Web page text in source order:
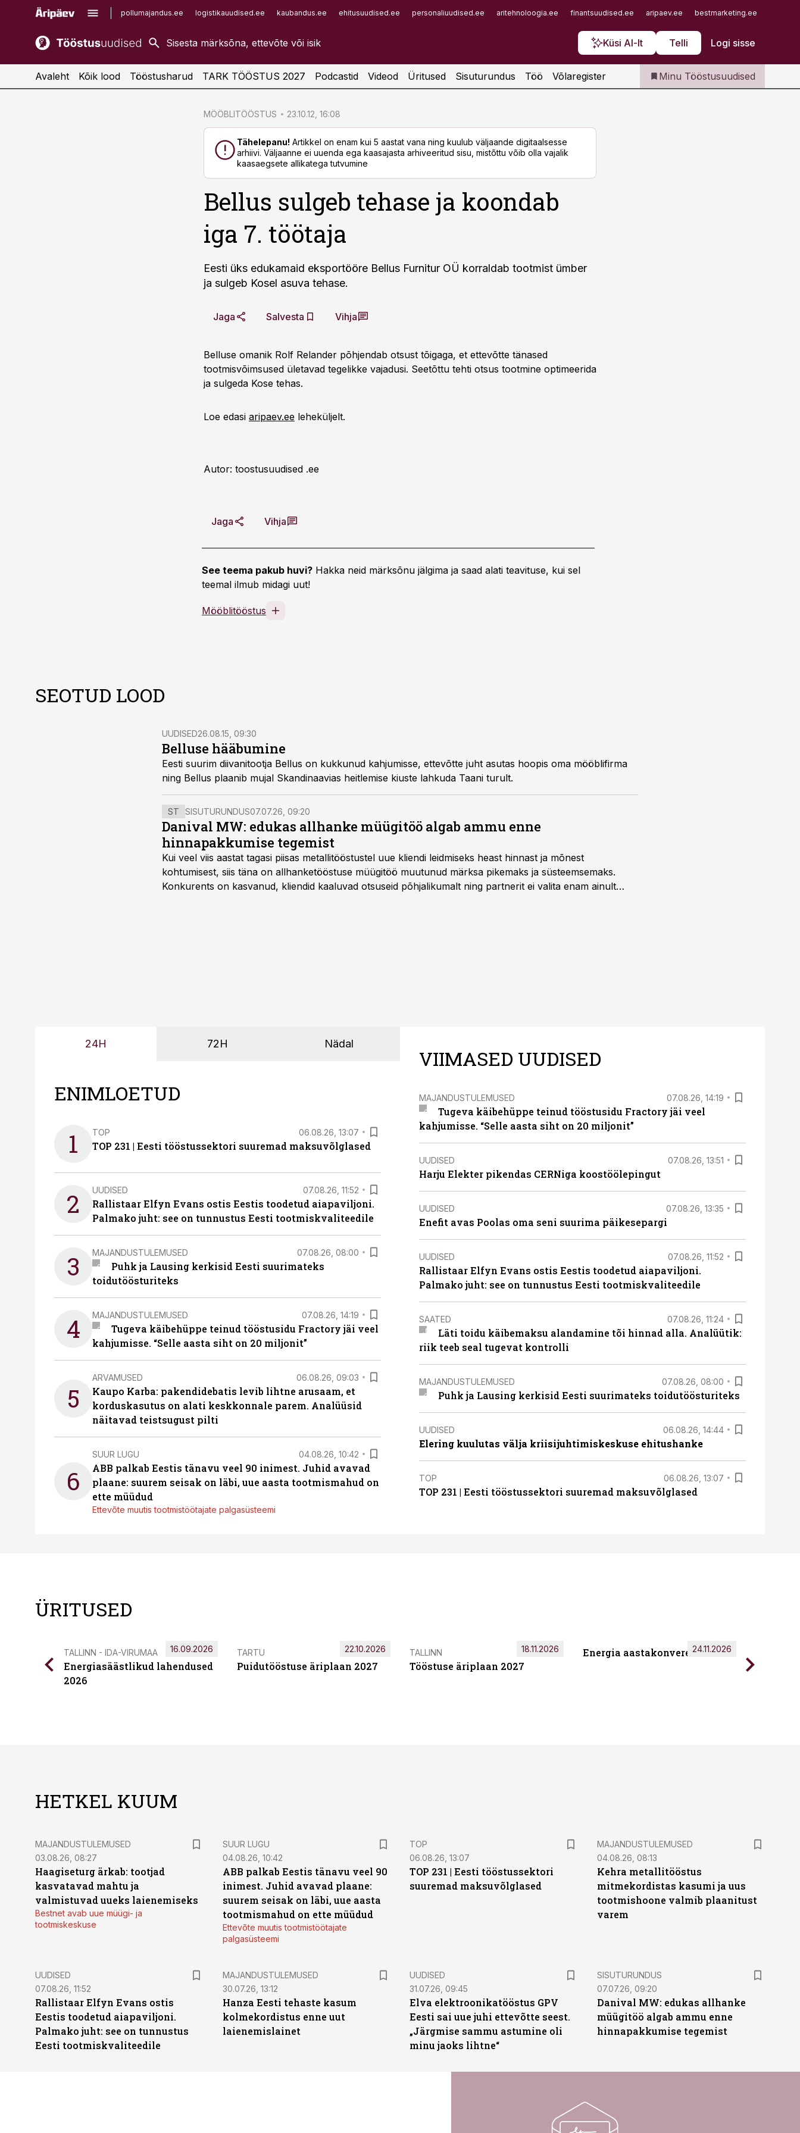
pollumajandus.ee logistikauudised.ee kaubandus.ee ehitusuudised.ee personaliuudised.ee aritehnoloogia.ee finantsuudised.ee aripaev.ee bestmarketing.ee
Küsi AI-lt Telli Logi sisse
kaubandus.ee
kinnisvarauudised.ee
imelineajalugu.ee
Infopank
Iseteenindus
Telli Tööstusuudised
Avaleht Kõik lood Tööstusharud TARK TÖÖSTUS 2027 Podcastid Videod Üritused Sisuturundus Töö Võlaregister Minu Tööstusuudised
MÖÖBLITÖÖSTUS 23.10.12, 16:08
Tähelepanu! Artikkel on enam kui 5 aastat vana ning kuulub väljaande digitaalsesse
arhiivi. Väljaanne ei uuenda ega kaasajasta arhiveeritud sisu, mistõttu võib olla vajalik
kaasaegsete allikatega tutvumine
Bellus sulgeb tehase ja koondab
iga 7. töötaja
Eesti üks edukamaid eksportööre Bellus Furnitur OÜ korraldab tootmist ümber
ja sulgeb Kosel asuva tehase.
Jaga Salvesta Vihja
Belluse omanik Rolf Relander põhjendab otsust tõigaga, et ettevõtte tänased
tootmisvõimsused ületavad tegelikke vajadusi. Seetõttu tehti otsus tootmine optimeerida
ja sulgeda Kose tehas.
Loe edasi aripaev.ee leheküljelt.
Autor: toostusuudised .ee
Jaga Vihja
See teema pakub huvi? Hakka neid märksõnu jälgima ja saad alati teavituse, kui sel
teemal ilmub midagi uut!
Mööblitööstus
SEOTUD LOOD
UUDISED26.08.15, 09:30
Belluse hääbumine
Eesti suurim diivanitootja Bellus on kukkunud kahjumisse, ettevõtte juht asutas hoopis oma mööblifirma
ning Bellus plaanib mujal Skandinaavias heitlemise kiuste lahkuda Taani turult.
ST SISUTURUNDUS07.07.26, 09:20
Danival MW: edukas allhanke müügitöö algab ammu enne
hinnapakkumise tegemist
Kui veel viis aastat tagasi piisas metallitööstustel uue kliendi leidmiseks heast hinnast ja mõnest
kohtumisest, siis täna on allhanketööstuse müügitöö muutunud märksa pikemaks ja süsteemsemaks.
Konkurents on kasvanud, kliendid kaaluvad otsuseid põhjalikumalt ning partnerit ei valita enam ainult
24H 72H Nädal
ENIMLOETUD
1 TOP 06.08.26, 13:07
TOP 231 | Eesti tööstussektori suuremad maksuvõlglased
2 UUDISED 07.08.26, 11:52
Rallistaar Elfyn Evans ostis Eestis toodetud aiapaviljoni.
Palmako juht: see on tunnustus Eesti tootmiskvaliteedile
3 MAJANDUSTULEMUSED 07.08.26, 08:00
Puhk ja Lausing kerkisid Eesti suurimateks
toidutöösturiteks
4 MAJANDUSTULEMUSED 07.08.26, 14:19
Tugeva käibehüppe teinud tööstusidu Fractory jäi veel
kahjumisse. “Selle aasta siht on 20 miljonit”
5
ARVAMUSED 06.08.26, 09:03
Kaupo Karba: pakendidebatis levib lihtne arusaam, et
korduskasutus on alati keskkonnale parem. Analüüsid
näitavad teistsugust pilti
6
SUUR LUGU 04.08.26, 10:42
ABB palkab Eestis tänavu veel 90 inimest. Juhid avavad
plaane: suurem seisak on läbi, uue aasta tootmismahud on
ette müüdud
Ettevõte muutis tootmistöötajate palgasüsteemi
VIIMASED UUDISED
MAJANDUSTULEMUSED 07.08.26, 14:19
Tugeva käibehüppe teinud tööstusidu Fractory jäi veel
kahjumisse. “Selle aasta siht on 20 miljonit”
UUDISED 07.08.26, 13:51
Harju Elekter pikendas CERNiga koostöölepingut
UUDISED 07.08.26, 13:35
Enefit avas Poolas oma seni suurima päikesepargi
UUDISED 07.08.26, 11:52
Rallistaar Elfyn Evans ostis Eestis toodetud aiapaviljoni.
Palmako juht: see on tunnustus Eesti tootmiskvaliteedile
SAATED 07.08.26, 11:24
Läti toidu käibemaksu alandamine tõi hinnad alla. Analüütik:
riik teeb seal tugevat kontrolli
MAJANDUSTULEMUSED 07.08.26, 08:00
Puhk ja Lausing kerkisid Eesti suurimateks toidutöösturiteks
UUDISED 06.08.26, 14:44
Elering kuulutas välja kriisijuhtimiskeskuse ehitushanke
TOP 06.08.26, 13:07
TOP 231 | Eesti tööstussektori suuremad maksuvõlglased
ÜRITUSED
TALLINN - IDA-VIRUMAA
Energiasäästlikud lahendused
2026
16.09.2026 TARTU
Puidutööstuse äriplaan 2027
22.10.2026 TALLINN
Tööstuse äriplaan 2027
18.11.2026 Energia aastakonverents 2026
24.11.2026
HETKEL KUUM
MAJANDUSTULEMUSED
03.08.26, 08:27
Haagiseturg ärkab: tootjad
kasvatavad mahtu ja
valmistuvad uueks laienemiseks
Bestnet avab uue müügi- ja
tootmiskeskuse
SUUR LUGU
04.08.26, 10:42
ABB palkab Eestis tänavu veel 90
inimest. Juhid avavad plaane:
suurem seisak on läbi, uue aasta
tootmismahud on ette müüdud
Ettevõte muutis tootmistöötajate
palgasüsteemi
TOP
06.08.26, 13:07
TOP 231 | Eesti tööstussektori
suuremad maksuvõlglased
MAJANDUSTULEMUSED
04.08.26, 08:13
Kehra metallitööstus
mitmekordistas kasumi ja uus
tootmishoone valmib plaanitust
varem
UUDISED
07.08.26, 11:52
Rallistaar Elfyn Evans ostis
Eestis toodetud aiapaviljoni.
Palmako juht: see on tunnustus
Eesti tootmiskvaliteedile
MAJANDUSTULEMUSED
30.07.26, 13:12
Hanza Eesti tehaste kasum
kolmekordistus enne uut
laienemislainet
UUDISED
31.07.26, 09:45
Elva elektroonikatööstus GPV
Eesti sai uue juhi ettevõtte seest.
„Järgmise sammu astumine oli
minu jaoks lihtne“
ST
SISUTURUNDUS
07.07.26, 09:20
Danival MW: edukas allhanke
müügitöö algab ammu enne
hinnapakkumise tegemist